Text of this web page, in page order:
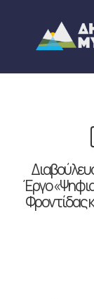
content
Έργο
Φροντίδας